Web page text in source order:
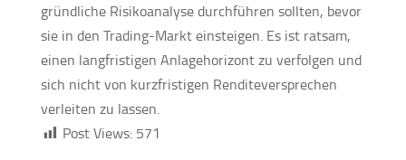
gründliche Risikoanalyse durchführen sollten, bevor
sie in den Trading-Markt einsteigen. Es ist ratsam,
einen langfristigen Anlagehorizont zu verfolgen und
sich nicht von kurzfristigen Renditeversprechen
verleiten zu lassen.
Post Views: 571